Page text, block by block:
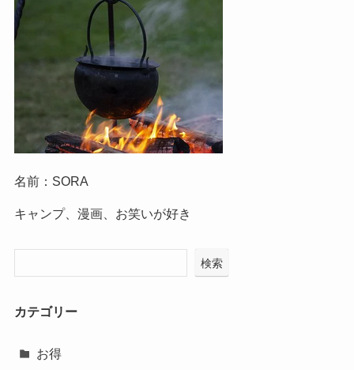
名前：SORA
キャンプ、漫画、お笑いが好き
検索
カテゴリー
お得